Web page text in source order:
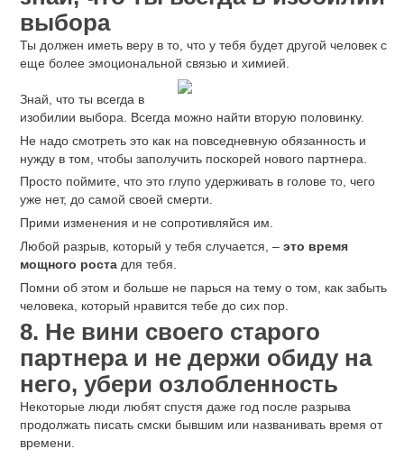
выбора
Ты должен иметь веру в то, что у тебя будет другой человек с
еще более эмоциональной связью и химией.
Знай, что ты всегда в
изобилии выбора. Всегда можно найти вторую половинку.
Не надо смотреть это как на повседневную обязанность и
нужду в том, чтобы заполучить поскорей нового партнера.
Просто поймите, что это глупо удерживать в голове то, чего
уже нет, до самой своей смерти.
Прими изменения и не сопротивляйся им.
Любой разрыв, который у тебя случается, – это время
мощного роста для тебя.
Помни об этом и больше не парься на тему о том, как забыть
человека, который нравится тебе до сих пор.
8. Не вини своего старого
партнера и не держи обиду на
него, убери озлобленность
Некоторые люди любят спустя даже год после разрыва
продолжать писать смски бывшим или названивать время от
времени.